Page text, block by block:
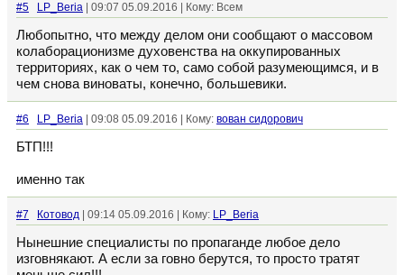
#5 LP_Beria | 09:07 05.09.2016 | Кому: Всем
Любопытно, что между делом они сообщают о массовом
колаборационизме духовенства на оккупированных
территориях, как о чем то, само собой разумеющимся, и в
чем снова виноваты, конечно, большевики.
#6 LP_Beria | 09:08 05.09.2016 | Кому: вован сидорович
БТП!!!
именно так
#7 Котовод | 09:14 05.09.2016 | Кому: LP_Beria
Нынешние специалисты по пропаганде любое дело
изговнякают. А если за говно берутся, то просто тратят